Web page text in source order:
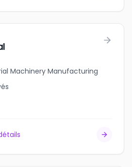
Machinery Manufacturing